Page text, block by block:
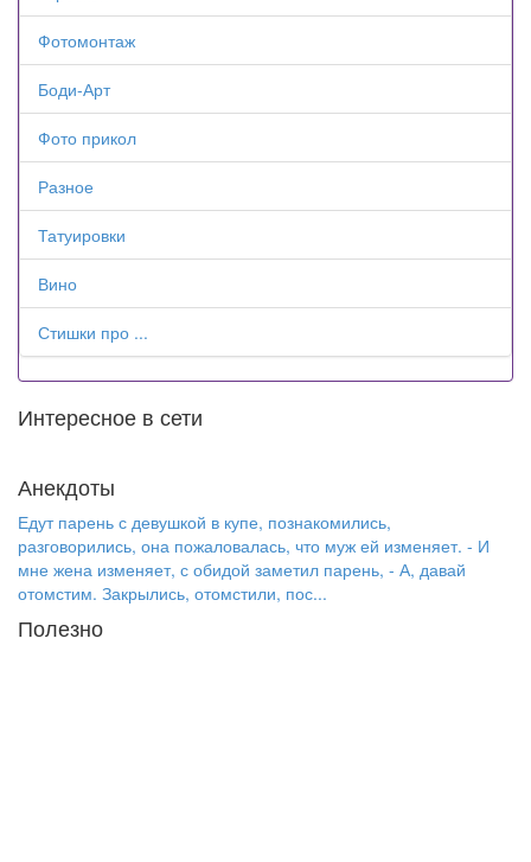
Фотомонтаж
Боди-Арт
Фото прикол
Разное
Татуировки
Вино
Стишки про ...
Интересное в сети
Анекдоты
Едут парень с девушкой в купе, познакомились,
разговорились, она пожаловалась, что муж ей изменяет. - И
мне жена изменяет, с обидой заметил парень, - А, давай
отомстим. Закрылись, отомстили, пос...
Полезно